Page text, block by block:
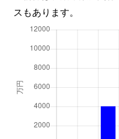
スもあります。